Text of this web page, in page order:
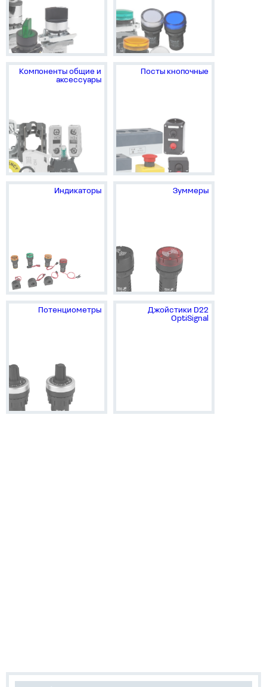
Компоненты общие и
аксессуары
Посты кнопочные
Индикаторы Зуммеры
Потенциометры
Джойстики D22
OptiSignal